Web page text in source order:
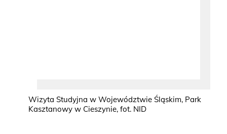
Wizyta Studyjna w Województwie Śląskim, Park
Kasztanowy w Cieszynie, fot. NID